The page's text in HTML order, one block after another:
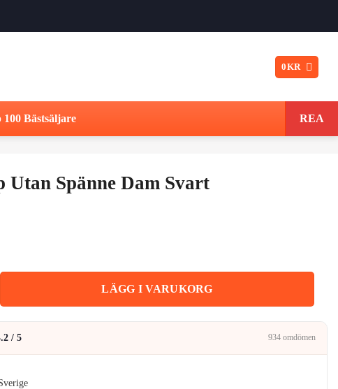
0KR
100 Bästsäljare REA
Utan Spänne Dam Svart
priset
är:
LÄGG I VARUKORG
/ 5 934 omdömen